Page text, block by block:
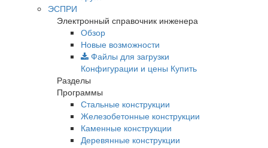
ЭСПРИ
Электронный справочник инженера
Обзор
Новые возможности
Файлы для загрузки
Конфигурации и цены Купить
Разделы
Программы
Стальные конструкции
Железобетонные конструкции
Каменные конструкции
Деревянные конструкции